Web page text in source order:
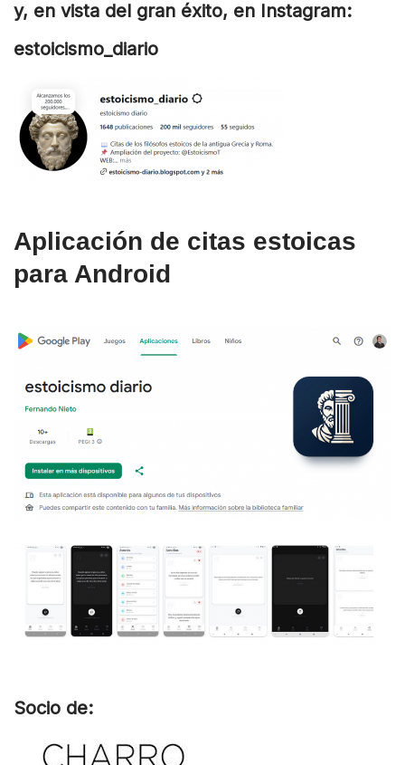
y, en vista del gran éxito, en Instagram:
estoicismo_diario
Aplicación de citas estoicas
para Android
Socio de: